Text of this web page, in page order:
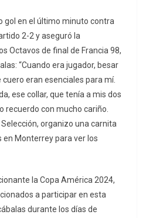
gol en el último minuto contra
2-2 y aseguró la
Octavos de final de Francia 98,
“Cuando era jugador, besar
eran esenciales para mí.
ese collar, que tenía a mis dos
recuerdo con mucho cariño.
organizo una carnita
Monterrey para ver los
la Copa América 2024,
a participar en esta
durante los días de